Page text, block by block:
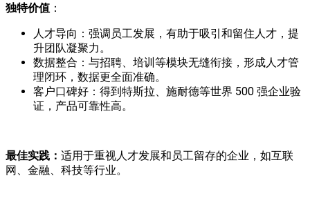
独特价值 ：
人才导向：强调员工发展，有助于吸引和留住人才，提
升团队凝聚力。
数据整合：与招聘、培训等模块无缝衔接，形成人才管
理闭环，数据更全面准确。
客户口碑好：得到特斯拉、施耐德等世界 500 强企业验
证，产品可靠性高。
最佳实践 ： 适用于重视人才发展和员工留存的企业，如互联
网、金融、科技等行业。